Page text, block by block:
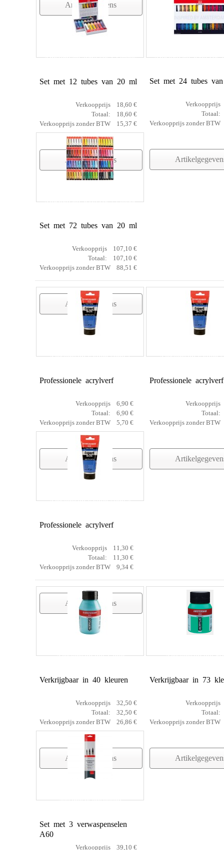
Artikelgegevens
Amsterdam acryl set 12 tubes
Set met 12 tubes van 20 ml
Verkoopprijs
18,60 €
Totaal:
18,60 €
Verkoopprijs zonder BTW
15,37 €
Artikelgegevens
Amsterdam acryl set
Set met 24 tubes
Verkoopprijs
Totaal:
Verkoopprijs zonder BTW
Amsterdam acryl set 72 tubes
Set met 72 tubes van 20 ml
Verkoopprijs
107,10 €
Totaal:
107,10 €
Verkoopprijs zonder BTW
88,51 €
Artikelgegevens
Amsterdam Expert serie 1
Professionele acrylverf
Verkoopprijs
6,90 €
Totaal:
6,90 €
Verkoopprijs zonder BTW
5,70 €
Artikelgegevens
Amsterdam Expert
Professionele acrylverf
Verkoopprijs
Totaal:
Verkoopprijs zonder BTW
Amsterdam Expert serie 4
Professionele acrylverf
Verkoopprijs
11,30 €
Totaal:
11,30 €
Verkoopprijs zonder BTW
9,34 €
Artikelgegevens
Amsterdam pot 1 liter
Verkrijgbaar in 40 kleuren
Verkoopprijs
32,50 €
Totaal:
32,50 €
Verkoopprijs zonder BTW
26,86 €
Artikelgegevens
Amsterdam pot
Verkrijgbaar in 73
Verkoopprijs
Totaal:
Verkoopprijs zonder BTW
aquarelset eekhoorn
Set met 3 verwaspenselen
A60
Verkoopprijs 39,10 €